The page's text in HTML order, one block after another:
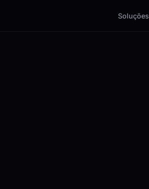
Soluções